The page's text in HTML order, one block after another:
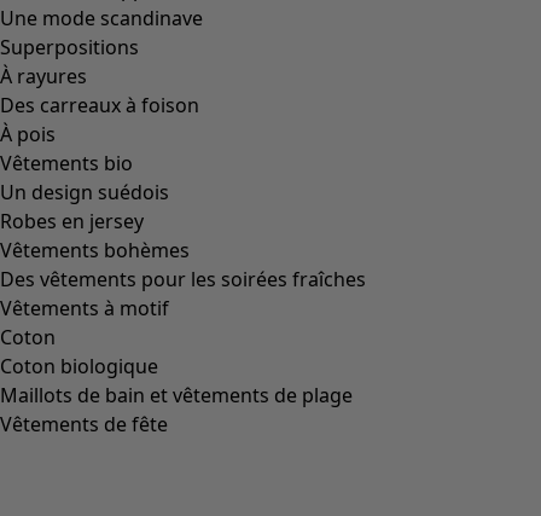
Une mode scandinave
Superpositions
À rayures
Des carreaux à foison
À pois
Vêtements bio
Un design suédois
Robes en jersey
Vêtements bohèmes
Des vêtements pour les soirées fraîches
Vêtements à motif
Coton
Coton biologique
Maillots de bain et vêtements de plage
Vêtements de fête